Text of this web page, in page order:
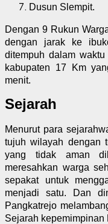
Dusun Slempit.
Dengan 9 Rukun
dengan jarak ke
ditempuh dalam
kabupaten 17 Km
menit.
Sejarah
Menurut para
tujuh wilayah dengan
yang tidak aman
meresahkan warga
sepakat untuk
menjadi satu. Dan
Pangkatrejo
Sejarah kepemimpinan